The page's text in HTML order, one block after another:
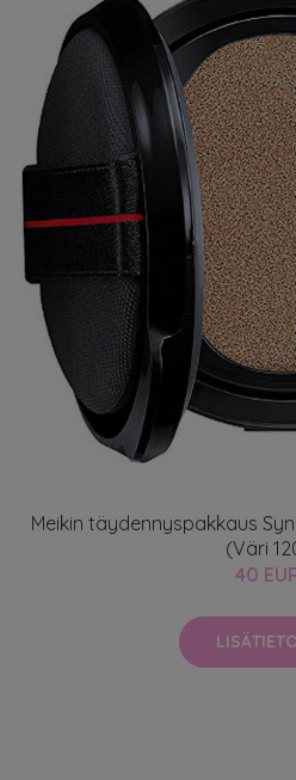
Meikin täydennyspakkaus
(Väri
40